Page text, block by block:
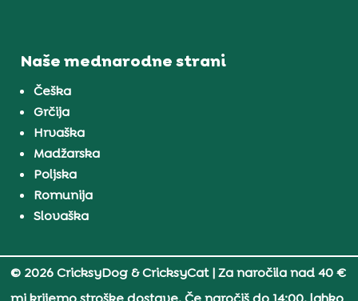
Naše mednarodne strani
Češka
Grčija
Hrvaška
Madžarska
Poljska
Romunija
Slovaška
© 2026 CricksyDog & CricksyCat| Za naročila nad 40 €